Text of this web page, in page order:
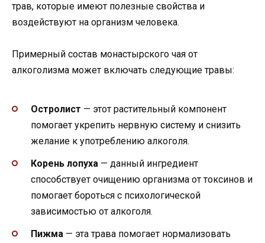
трав, которые имеют полезные свойства и
воздействуют на организм человека.
Примерный состав монастырского чая от
алкоголизма может включать следующие травы:
Остролист — этот растительный компонент
помогает укрепить нервную систему и снизить
желание к употреблению алкоголя.
Корень лопуха — данный ингредиент
способствует очищению организма от токсинов и
помогает бороться с психологической
зависимостью от алкоголя.
Пижма — эта трава помогает нормализовать